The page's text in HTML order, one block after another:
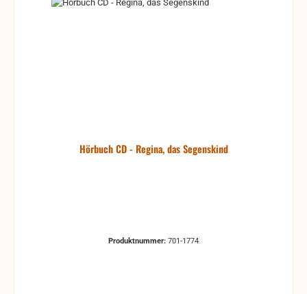
Hörbuch CD - Regina, das Segenskind
Produktnummer: 701-1774